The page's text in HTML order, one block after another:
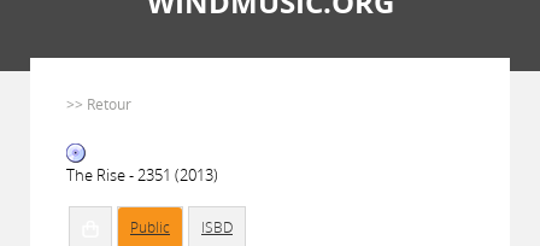
>> Retour
The Rise - 2351 (2013)
Public ISBD